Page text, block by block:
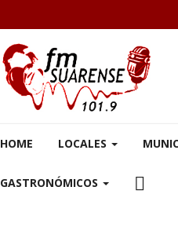
HOME LOCALES
GASTRONÓMICOS